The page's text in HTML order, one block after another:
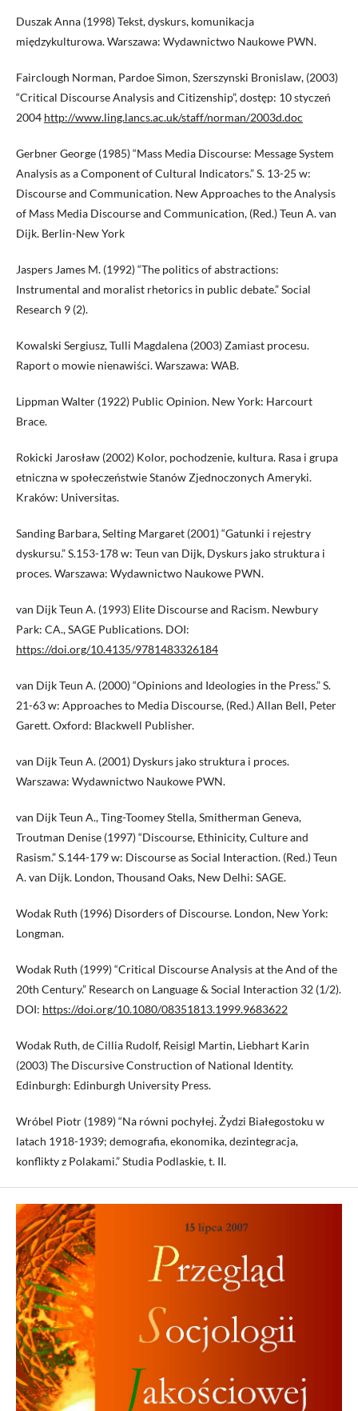
Duszak Anna (1998) Tekst, dyskurs, komunikacja
międzykulturowa. Warszawa: Wydawnictwo Naukowe PWN.
Fairclough Norman, Pardoe Simon, Szerszynski Bronislaw, (2003)
“Critical Discourse Analysis and Citizenship”, dostęp: 10 styczeń
2004 http://www.ling.lancs.ac.uk/staff/norman/2003d.doc
Gerbner George (1985) “Mass Media Discourse: Message System
Analysis as a Component of Cultural Indicators.” S. 13-25 w:
Discourse and Communication. New Approaches to the Analysis
of Mass Media Discourse and Communication, (Red.) Teun A. van
Dijk. Berlin-New York
Jaspers James M. (1992) “The politics of abstractions:
Instrumental and moralist rhetorics in public debate.” Social
Research 9 (2).
Kowalski Sergiusz, Tulli Magdalena (2003) Zamiast procesu.
Raport o mowie nienawiści. Warszawa: WAB.
Lippman Walter (1922) Public Opinion. New York: Harcourt
Brace.
Rokicki Jarosław (2002) Kolor, pochodzenie, kultura. Rasa i grupa
etniczna w społeczeństwie Stanów Zjednoczonych Ameryki.
Kraków: Universitas.
Sanding Barbara, Selting Margaret (2001) “Gatunki i rejestry
dyskursu.” S.153-178 w: Teun van Dijk, Dyskurs jako struktura i
proces. Warszawa: Wydawnictwo Naukowe PWN.
van Dijk Teun A. (1993) Elite Discourse and Racism. Newbury
Park: CA., SAGE Publications. DOI:
https://doi.org/10.4135/9781483326184
van Dijk Teun A. (2000) “Opinions and Ideologies in the Press.” S.
21-63 w: Approaches to Media Discourse, (Red.) Allan Bell, Peter
Garett. Oxford: Blackwell Publisher.
van Dijk Teun A. (2001) Dyskurs jako struktura i proces.
Warszawa: Wydawnictwo Naukowe PWN.
van Dijk Teun A., Ting-Toomey Stella, Smitherman Geneva,
Troutman Denise (1997) “Discourse, Ethinicity, Culture and
Rasism.” S.144-179 w: Discourse as Social Interaction. (Red.) Teun
A. van Dijk. London, Thousand Oaks, New Delhi: SAGE.
Wodak Ruth (1996) Disorders of Discourse. London, New York:
Longman.
Wodak Ruth (1999) “Critical Discourse Analysis at the And of the
20th Century.” Research on Language & Social Interaction 32 (1/2).
DOI: https://doi.org/10.1080/08351813.1999.9683622
Wodak Ruth, de Cillia Rudolf, Reisigl Martin, Liebhart Karin
(2003) The Discursive Construction of National Identity.
Edinburgh: Edinburgh University Press.
Wróbel Piotr (1989) “Na równi pochyłej. Żydzi Białegostoku w
latach 1918-1939; demografia, ekonomika, dezintegracja,
konflikty z Polakami.” Studia Podlaskie, t. II.